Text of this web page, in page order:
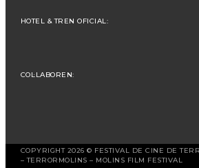
HOTEL & TREN OFICIAL:
COL·LABOREN:
COPYRIGHT 2026 © FESTIVAL DE CINE DE
– TERRORMOLINS – MOLINS FILM FESTIVAL